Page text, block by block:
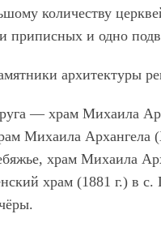
количеству
приписных и одно
архитектуры
— храм Михаила
Михаила Архангела
храм Михаила
храм (1881 г.) в с.